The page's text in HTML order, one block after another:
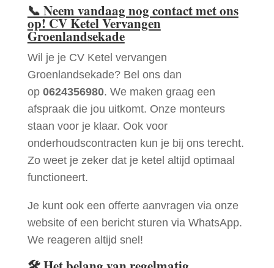
📞 Neem vandaag nog contact met ons
op! CV Ketel Vervangen
Groenlandsekade
Wil je je CV Ketel vervangen
Groenlandsekade? Bel ons dan
op 0624356980. We maken graag een
afspraak die jou uitkomt. Onze monteurs
staan voor je klaar. Ook voor
onderhoudscontracten kun je bij ons terecht.
Zo weet je zeker dat je ketel altijd optimaal
functioneert.
Je kunt ook een offerte aanvragen via onze
website of een bericht sturen via WhatsApp.
We reageren altijd snel!